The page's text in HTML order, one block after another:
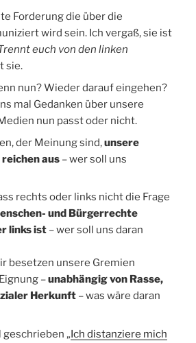
Forderung die über die
wird sein. Ich vergaß, sie ist
euch von den linken
sie.
nun? Wieder darauf eingehen?
mal Gedanken über unsere
nun passt oder nicht.
der Meinung sind,unsere
aus – wer soll uns
rechts oder links nicht die Frage
und Bürgerrechte
links ist – wer soll uns daran
besetzen unsere Gremien
–unabhängig von Rasse,
Herkunft – was wäre daran
geschrieben „Ich distanziere mich